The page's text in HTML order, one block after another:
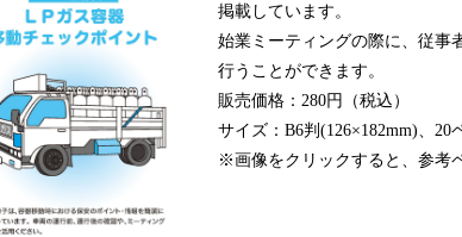
掲載しています。
始業ミーティングの際に、従事
行うことができます。
販売価格：280円（税込）
サイズ：B6判(126×182mm)、20
※画像をクリックすると、参考